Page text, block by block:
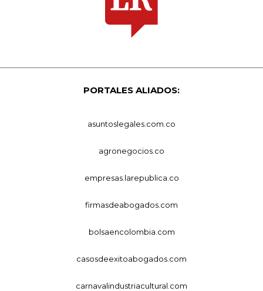
PORTALES ALIADOS:
asuntoslegales.com.co
agronegocios.co
empresas.larepublica.co
firmasdeabogados.com
bolsaencolombia.com
casosdeexitoabogados.com
carnavalindustriacultural.com